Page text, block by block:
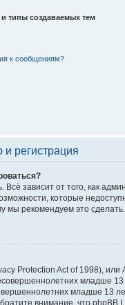
типы создаваемых тем
к сообщениям?
регистрация
Всё зависит от того, как
которые
мы рекомендуем это сделать.
Protection Act of 1998),
младше 13
младше 13
внимание, что